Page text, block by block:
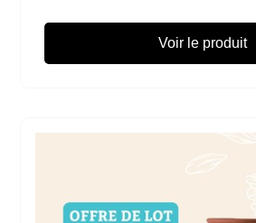
Voir le produit